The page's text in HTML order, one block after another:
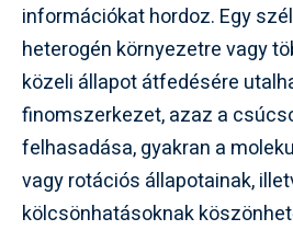
információkat hordoz. Egy
heterogén környezetre vagy
közeli állapot átfedésére
finomszerkezet, azaz a
felhasadása, gyakran a
vagy rotációs állapotainak,
kölcsönhatásoknak